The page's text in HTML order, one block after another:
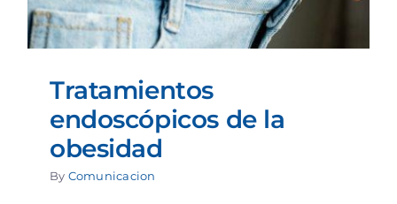
Tratamientos
endoscópicos de la
obesidad
By Comunicacion